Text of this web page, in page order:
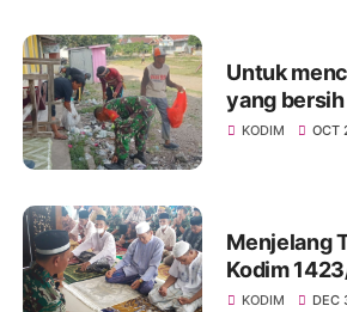
Untuk
yang
Personil
KODIM OCT
Menjelang
Kodim
Safari
KODIM DEC